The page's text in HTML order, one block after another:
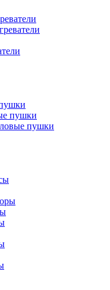
пушки
пушки